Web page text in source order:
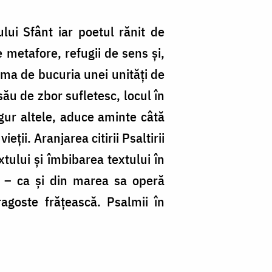
Sfânt iar poetul rănit de
refugii de sens și,
de bucuria unei unități de
de zbor sufletesc, locul în
altele, aduce aminte câtă
Aranjarea citirii Psaltirii
și îmbibarea textului în
ca și din marea sa operă
frățească. Psalmii în